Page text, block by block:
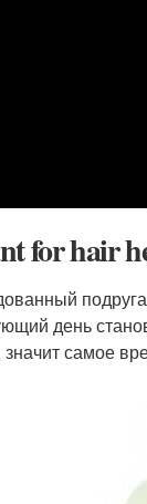
for hair
день
самое